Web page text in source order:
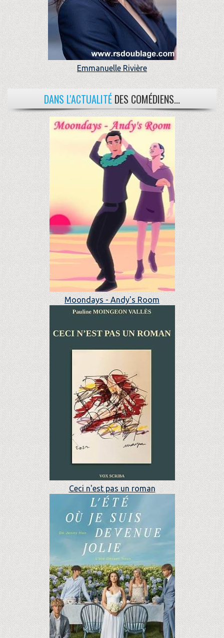
Emmanuelle Rivière
DANS L'ACTUALITÉ DES COMÉDIENS...
Moondays - Andy's Room
Ceci n'est pas un roman